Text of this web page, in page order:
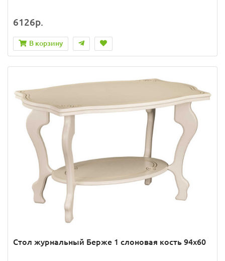
6126р.
В корзину
Стол журнальный Берже 1 слоновая кость 94х60